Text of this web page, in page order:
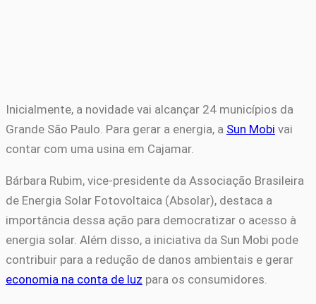
Inicialmente, a novidade vai alcançar 24 municípios da
Grande São Paulo. Para gerar a energia, a Sun Mobi vai
contar com uma usina em Cajamar.
Bárbara Rubim, vice-presidente da Associação Brasileira
de Energia Solar Fotovoltaica (Absolar), destaca a
importância dessa ação para democratizar o acesso à
energia solar. Além disso, a iniciativa da Sun Mobi pode
contribuir para a redução de danos ambientais e gerar
economia na conta de luz para os consumidores.